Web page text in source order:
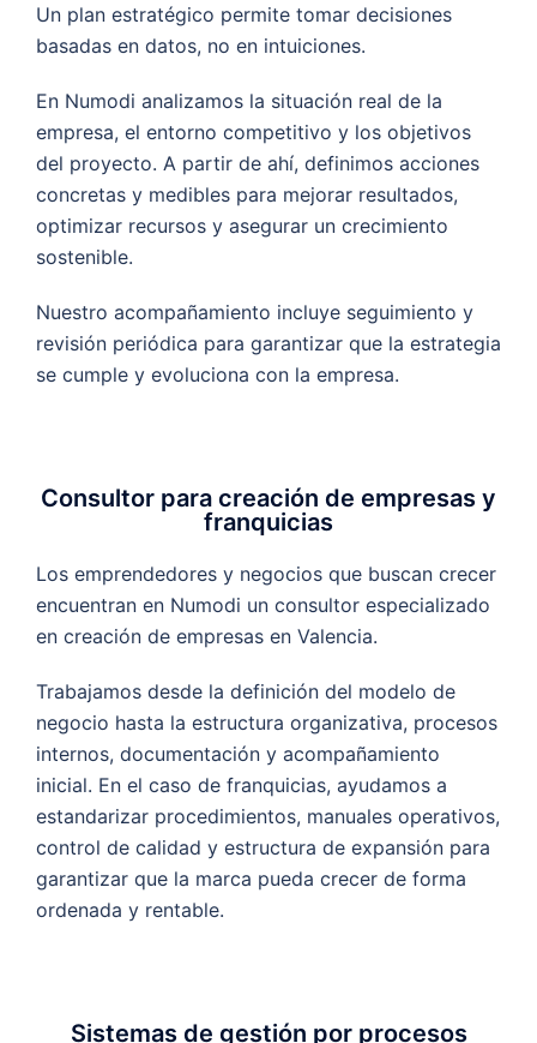
Un plan estratégico permite tomar decisiones
basadas en datos, no en intuiciones.
En Numodi analizamos la situación real de la
empresa, el entorno competitivo y los objetivos
del proyecto. A partir de ahí, definimos acciones
concretas y medibles para mejorar resultados,
optimizar recursos y asegurar un crecimiento
sostenible.
Nuestro acompañamiento incluye seguimiento y
revisión periódica para garantizar que la estrategia
se cumple y evoluciona con la empresa.
Consultor para creación de empresas y
franquicias
Los emprendedores y negocios que buscan crecer
encuentran en Numodi un consultor especializado
en creación de empresas en Valencia.
Trabajamos desde la definición del modelo de
negocio hasta la estructura organizativa, procesos
internos, documentación y acompañamiento
inicial. En el caso de franquicias, ayudamos a
estandarizar procedimientos, manuales operativos,
control de calidad y estructura de expansión para
garantizar que la marca pueda crecer de forma
ordenada y rentable.
Sistemas de gestión por procesos